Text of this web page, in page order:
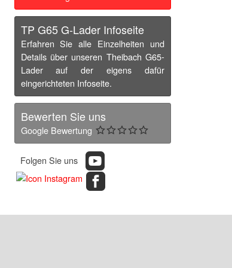
TP G65 G-Lader Infoseite
Erfahren Sie alle Einzelheiten und
Details über unseren Theibach G65-
Lader auf der eigens dafür
eingerichteten Infoseite.
Bewerten Sie uns
Google Bewertung
Folgen Sie uns